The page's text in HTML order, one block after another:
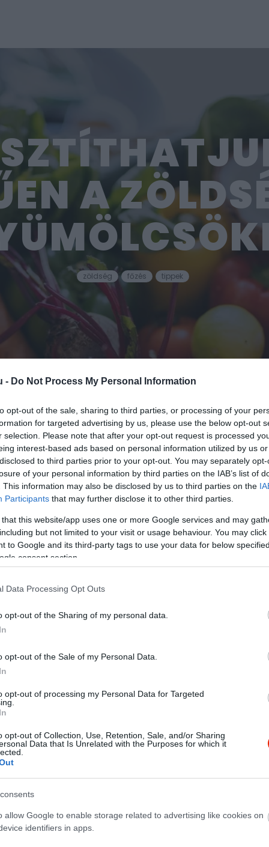
- Do Not Process My Personal Information
opt-out of the sale, sharing to third parties, or processing of your
for targeted advertising by us, please use the below opt-out
selection. Please note that after your opt-out request is processed
interest-based ads based on personal information utilized by us
to third parties prior to your opt-out. You may separately
of your personal information by third parties on the IAB’s list of
This information may also be disclosed by us to third parties on the
Participants that may further disclose it to other third parties.
that this website/app uses one or more Google services and may
but not limited to your visit or usage behaviour. You may
to Google and its third-party tags to use your data for below
consent section.
Data Processing Opt Outs
opt-out of the Sharing of my personal data.
opt-out of the Sale of my Personal Data.
opt-out of processing my Personal Data for Targeted
opt-out of Collection, Use, Retention, Sale, and/or Sharing
Data that Is Unrelated with the Purposes for which it
allow Google to enable storage related to advertising like cookies on
identifiers in apps.
A
zöldség főzés tippek
A ZÖLDSÉGEKET ÉS
sok időt vesz igénybe, és a megszokott
azonban egy egyszerű trükk, ami megkönnyíti a
megtisztítani a gyümölcsöket és zöldségeket, hogy
vagy apró szennyeződések maradványaitól. Gyakran
ecetes áztatást vagy bolti tisztítószereket
tűnik, azonban a gyümölcsök és zöldségek